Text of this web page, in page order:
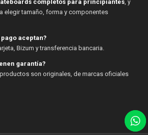
completos para principiantes, y
elegir tamaño, forma y componentes
aceptan?
Bizum y transferencia bancaria.
garantía?
son originales, de marcas oficiales